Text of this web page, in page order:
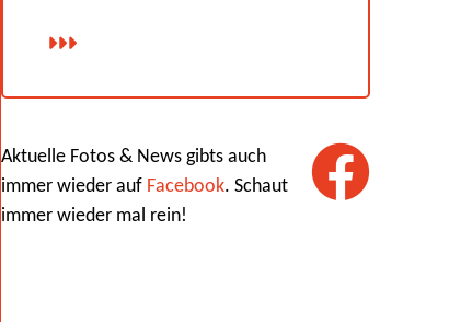
Aktuelle Fotos & News gibts auch
immer wieder auf Facebook. Schaut
immer wieder mal rein!